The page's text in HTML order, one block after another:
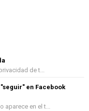
de t...
en Facebook
aparece en el t...